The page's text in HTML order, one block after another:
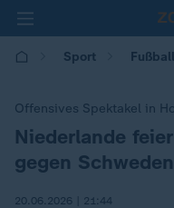
Sport
Offensives Spektakel in
:Niederlande
gegen Schweden
20.06.2026 | 21:44